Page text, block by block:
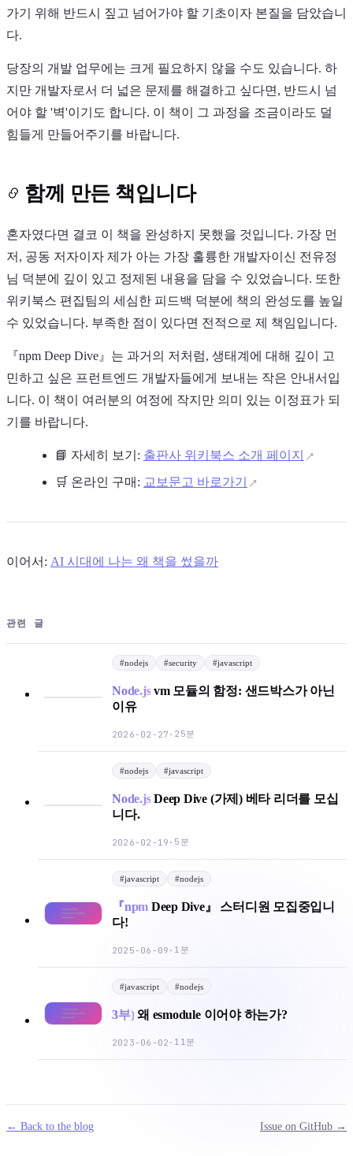
가기 위해 반드시 짚고 넘어가야 할 기초이자 본질을 담았습니
다.
당장의 개발 업무에는 크게 필요하지 않을 수도 있습니다. 하
지만 개발자로서 더 넓은 문제를 해결하고 싶다면, 반드시 넘
어야 할 '벽'이기도 합니다. 이 책이 그 과정을 조금이라도 덜
힘들게 만들어주기를 바랍니다.
함께 만든 책입니다
혼자였다면 결코 이 책을 완성하지 못했을 것입니다. 가장 먼
저, 공동 저자이자 제가 아는 가장 훌륭한 개발자이신 전유정
님 덕분에 깊이 있고 정제된 내용을 담을 수 있었습니다. 또한
위키북스 편집팀의 세심한 피드백 덕분에 책의 완성도를 높일
수 있었습니다. 부족한 점이 있다면 전적으로 제 책임입니다.
『npm Deep Dive』는 과거의 저처럼, 생태계에 대해 깊이 고
민하고 싶은 프런트엔드 개발자들에게 보내는 작은 안내서입
니다. 이 책이 여러분의 여정에 작지만 의미 있는 이정표가 되
기를 바랍니다.
📘 자세히 보기: 출판사 위키북스 소개 페이지
🛒 온라인 구매: 교보문고 바로가기
이어서: AI 시대에 나는 왜 책을 썼을까
관련 글
#nodejs #security #javascript
Node.js vm 모듈의 함정: 샌드박스가 아닌
이유
2026-02-27 · 25분
#nodejs #javascript
Node.js Deep Dive (가제) 베타 리더를 모십
니다.
2026-02-19 · 5분
#javascript #nodejs
『npm Deep Dive』 스터디원 모집중입니
다!
2025-06-09 · 1분
#javascript #nodejs
3부) 왜 esmodule 이어야 하는가?
2023-06-02 · 11분
← Back to the blog Issue on GitHub →